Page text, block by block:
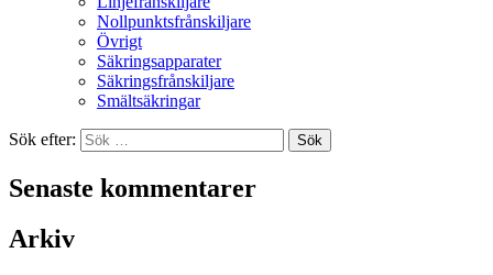
Nollpunktsfrånskiljare
Övrigt
Säkringsapparater
Säkringsfrånskiljare
Smältsäkringar
Sök efter:
Senaste kommentarer
Arkiv